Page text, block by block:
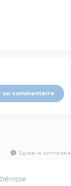
un commentaire
Signaler le commentaire